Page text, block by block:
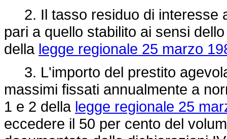
2. Il tasso residuo di interesse
pari a quello stabilito ai sensi
della legge regionale 25 marzo
3. L'importo del prestito
massimi fissati annualmente a
1 e 2 della legge regionale 25
eccedere il 50 per cento del